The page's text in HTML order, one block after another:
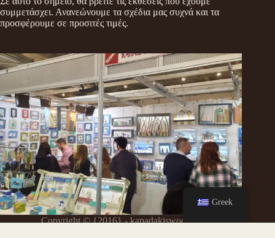
συμμετάσχει. Ανανεώνουμε τα σχέδια μας συχνά και τα
προσφέρουμε σε προσιτές τιμές.
Copyright © {2016} - kapadakiswoodart
Greek